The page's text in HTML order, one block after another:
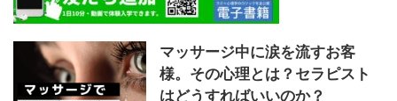
マッサージ中に涙を流すお客
様。その心理とは？セラピスト
はどうすればいいのか？